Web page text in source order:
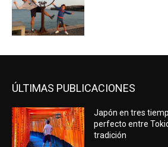
ÚLTIMAS PUBLICACIONES
Japón en tres
perfecto entre
tradición